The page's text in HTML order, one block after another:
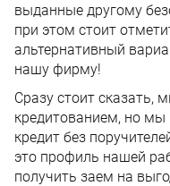
выданные другому
при этом стоит
альтернативный
нашу фирму!
Сразу стоит сказать,
кредитованием, но
кредит без
это профиль нашей
получить заем на